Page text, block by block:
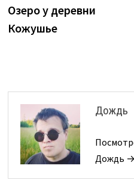
по
записям
Озеро у деревни
Кожушье
Дождь
Дождь →